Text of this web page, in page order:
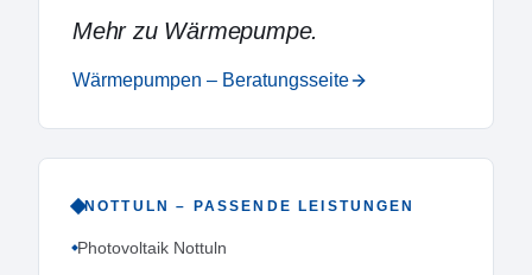
Mehr zu Wärmepumpe.
Wärmepumpen – Beratungsseite
NOTTULN – PASSENDE LEISTUNGEN
Photovoltaik Nottuln